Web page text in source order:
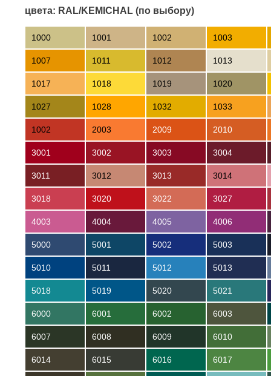
цвета: RAL/KEMICHAL (по выбору)
1000 1001 1002 1003
1007 1011 1012 1013
1017 1018 1019 1020
1027 1028 1032 1033
1002 2003 2009 2010
3001 3002 3003 3004
3011 3012 3013 3014
3018 3020 3022 3027
4003 4004 4005 4006
5000 5001 5002 5003
5010 5011 5012 5013
5018 5019 5020 5021
6000 6001 6002 6003
6007 6008 6009 6010
6014 6015 6016 6017